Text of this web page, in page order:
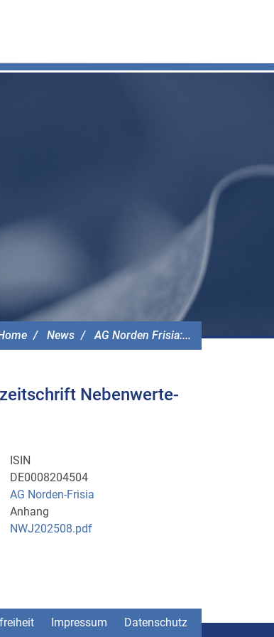
News AG Norden Frisia:...
Nebenwerte-
ISIN
DE0008204504
AG Norden-Frisia
Anhang
NWJ202508.pdf
Impressum Datenschutz